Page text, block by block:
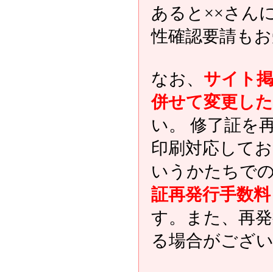
あると××さん
性確認要請も
なお、 サイト
併せて変更し
い。 修了証を
印刷対応して
いうかたちで
証再発行手数
す。また、再
る場合がござ